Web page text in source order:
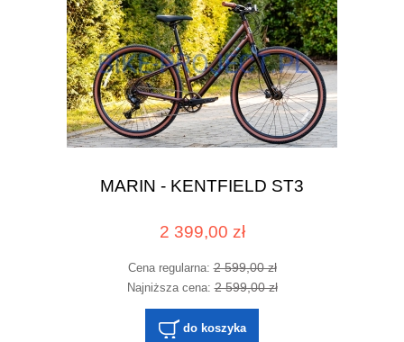
MARIN - KENTFIELD ST3
2 399,00 zł
Cena regularna:2 599,00 zł
Najniższa cena:2 599,00 zł
do koszyka